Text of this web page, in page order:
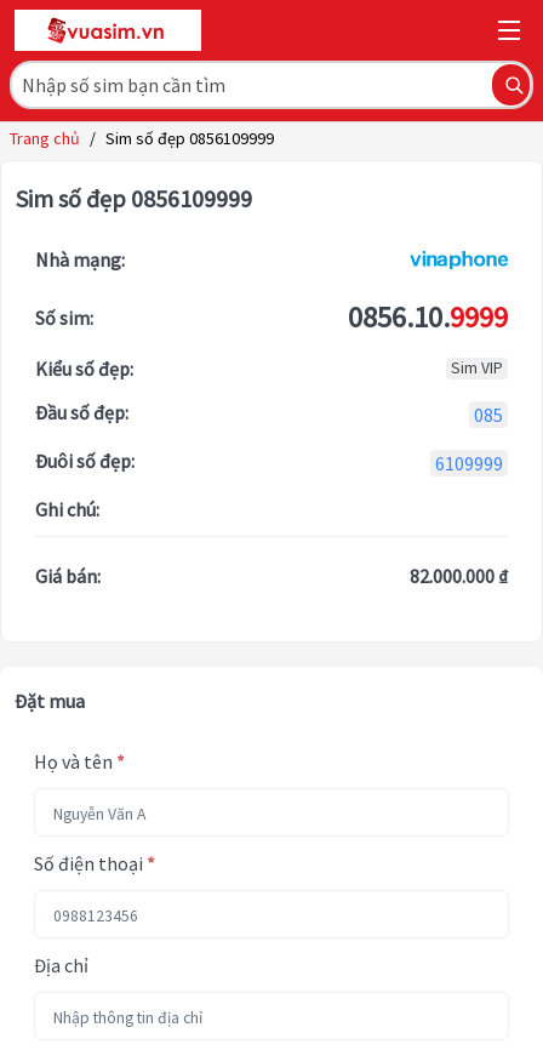
Trang chủ / Sim số đẹp 0856109999
Sim số đẹp 0856109999
Nhà mạng:
Số sim: 0856.10.9999
Kiểu số đẹp: Sim VIP
Đầu số đẹp:
085
Đuôi số đẹp:
6109999
Ghi chú:
Giá bán: 82.000.000 ₫
Đặt mua
Họ và tên *
Số điện thoại *
Địa chỉ